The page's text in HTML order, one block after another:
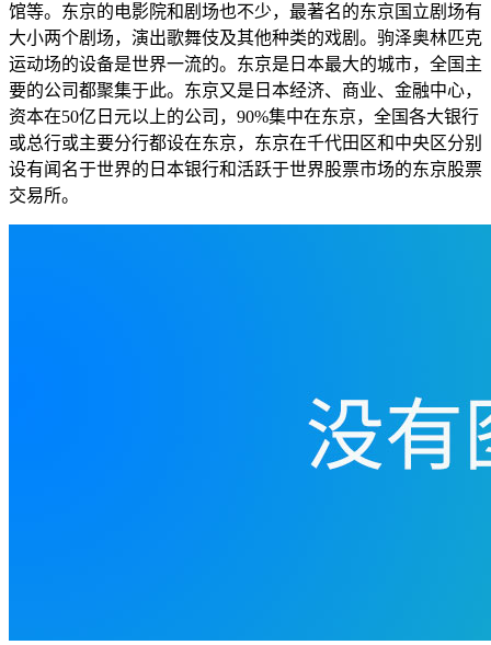
馆等。东京的电影院和剧场也不少，最著名的东京国立剧场有
大小两个剧场，演出歌舞伎及其他种类的戏剧。驹泽奥林匹克
运动场的设备是世界一流的。东京是日本最大的城市，全国主
要的公司都聚集于此。东京又是日本经济、商业、金融中心，
资本在50亿日元以上的公司，90%集中在东京，全国各大银行
或总行或主要分行都设在东京，东京在千代田区和中央区分别
设有闻名于世界的日本银行和活跃于世界股票市场的东京股票
交易所。